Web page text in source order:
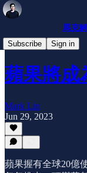
馬克
Subscribe
Sign in
趨勢分析
蘋果將成
Mark Lin
Jun 29, 2023
蘋果握有全球20億